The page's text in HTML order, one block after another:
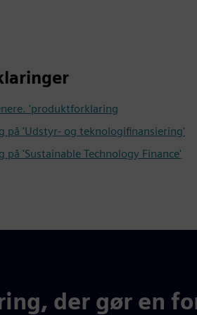
'produktforklaring
på 'Udstyr- og teknologifinansiering'
på 'Sustainable Technology Finance'
der gør en